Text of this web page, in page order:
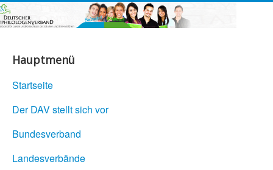
Hauptmenü
Startseite
Der DAV stellt sich vor
Bundesverband
Landesverbände